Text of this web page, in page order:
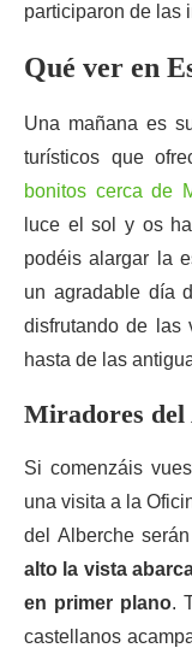
participaron de las
Qué ver en
Una mañana es
turísticos que
bonitos cerca de
luce el sol y os
podéis alargar la
un agradable día
disfrutando de las
hasta de las
Miradores del
Si comenzáis
una visita a la
del Alberche
alto la vista
en primer plano.
castellanos